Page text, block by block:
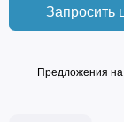
Запросить
Предложения